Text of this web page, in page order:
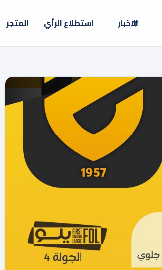
الاخبار استطلاع الرأي المتجر